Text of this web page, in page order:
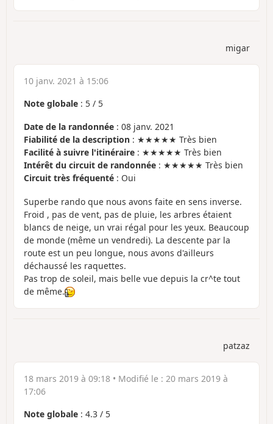
migar
10 janv. 2021 à 15:06
Note globale : 5 / 5
Date de la randonnée : 08 janv. 2021
Fiabilité de la description : ★★★★★ Très bien
Facilité à suivre l'itinéraire : ★★★★★ Très bien
Intérêt du circuit de randonnée : ★★★★★ Très bien
Circuit très fréquenté : Oui
Superbe rando que nous avons faite en sens inverse.
Froid , pas de vent, pas de pluie, les arbres étaient
blancs de neige, un vrai régal pour les yeux. Beaucoup
de monde (même un vendredi). La descente par la
route est un peu longue, nous avons d'ailleurs
déchaussé les raquettes.
Pas trop de soleil, mais belle vue depuis la cr^te tout
de même.
patzaz
18 mars 2019 à 09:18 • Modifié le : 20 mars 2019 à
17:06
Note globale : 4.3 / 5